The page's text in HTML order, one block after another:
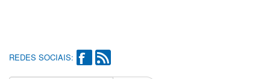
REDES SOCIAIS: